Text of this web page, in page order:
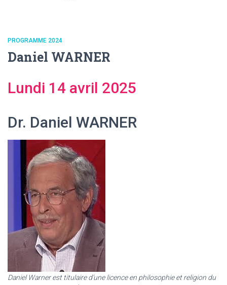
PROGRAMME 2024
Daniel WARNER
Lundi 14 avril 2025
Dr. Daniel WARNER
Daniel Warner est titulaire d’une licence en philosophie et religion du